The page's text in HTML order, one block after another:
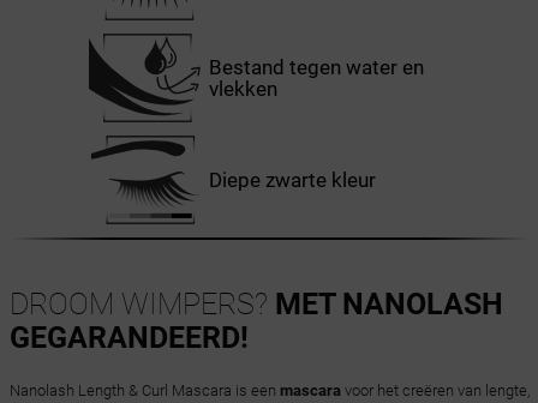
Bestand tegen water en
vlekken
Diepe zwarte kleur
DROOM WIMPERS? MET NANOLASH
GEGARANDEERD!
Nanolash Length & Curl Mascara is een mascaravoor het creëren van lengte,